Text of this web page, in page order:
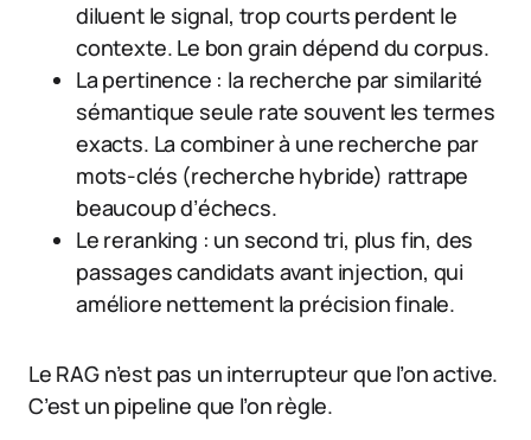
diluent le signal, trop courts perdent le
contexte. Le bon grain dépend du corpus.
La pertinence : la recherche par similarité
sémantique seule rate souvent les termes
exacts. La combiner à une recherche par
mots-clés (recherche hybride) rattrape
beaucoup d’échecs.
Le reranking : un second tri, plus fin, des
passages candidats avant injection, qui
améliore nettement la précision finale.
Le RAG n’est pas un interrupteur que l’on active.
C’est un pipeline que l’on règle.